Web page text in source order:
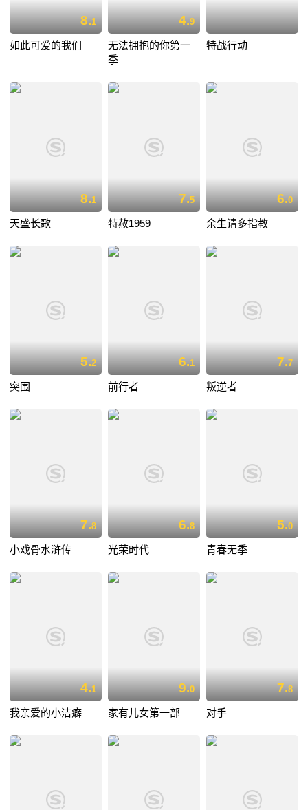
8.1
如此可爱的我们
4.9
无法拥抱的你第一
季
特战行动
8.1
天盛长歌
7.5
特赦1959
6.0
余生请多指教
5.2
突围
6.1
前行者
7.7
叛逆者
7.8
小戏骨水浒传
6.8
光荣时代
5.0
青春无季
4.1
我亲爱的小洁癖
9.0
家有儿女第一部
7.8
对手